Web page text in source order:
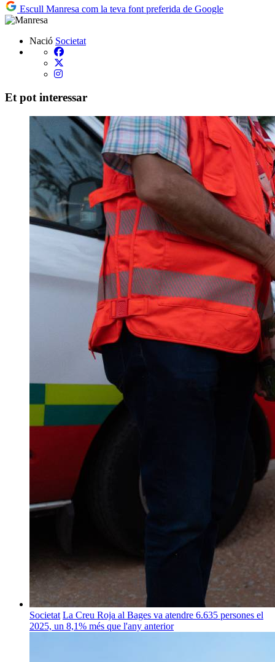
Escull Manresa com la teva font preferida de Google
Nació Societat
Et pot interessar
Societat La Creu Roja al Bages va atendre 6.635 persones el
2025, un 8,1% més que l'any anterior